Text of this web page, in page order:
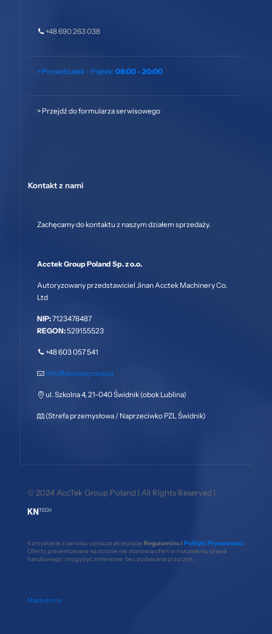
+48 690 263 038
> Poniedziałek – Piątek: 08:00 - 20:00
> Przejdź do formularza serwisowego
Kontakt z nami
Zachęcamy do kontaktu z naszym działem sprzedaży.
Acctek Group Poland Sp. z o.o.
Autoryzowany przedstawiciel Jinan Acctek Machinery Co.
Ltd
NIP:7123478487
REGON:529155523
+48 603 057 541
info@acctekgroup.pl
ul. Szkolna 4, 21-040 Świdnik (obok Lublina)
(Strefa przemysłowa / Naprzeciwko PZL Świdnik)
© 2024 AccTek Group Poland | All Rights Reserved |
Korzystanie z serwisu oznacza akceptacje Regulaminu i Polityki Prywatności
Oferty prezentowane na stronie nie stanowią ofert w rozumieniu prawa
handlowego i mogą być zmienione bez podawania przyczyn.
Mapa strony